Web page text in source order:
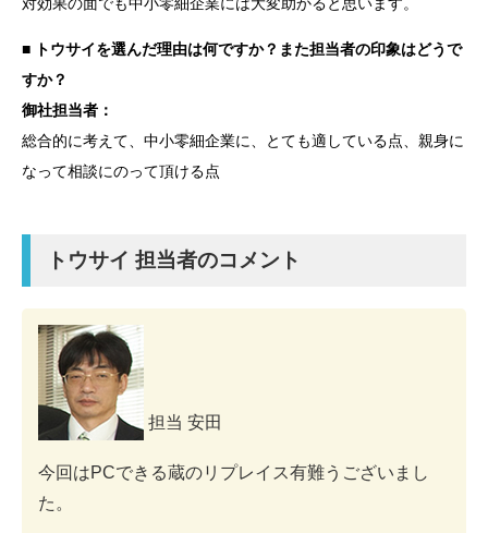
■ トウサイを選んだ理由は何ですか？また担当者の印象はどうで
すか？
御社担当者：
総合的に考えて、中小零細企業に、とても適している点、親身に
なって相談にのって頂ける点
トウサイ 担当者のコメント
担当 安田
今回はPCできる蔵のリプレイス有難うございまし
た。